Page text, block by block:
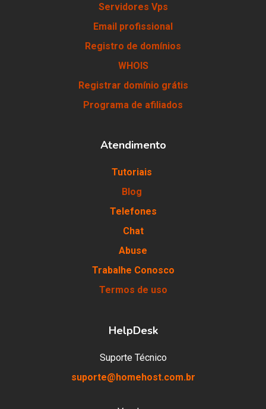
Servidores Vps
Email profissional
Registro de domínios
WHOIS
Registrar domínio grátis
Programa de afiliados
Atendimento
Tutoriais
Blog
Telefones
Chat
Abuse
Trabalhe Conosco
Termos de uso
HelpDesk
Suporte Técnico
suporte@homehost.com.br